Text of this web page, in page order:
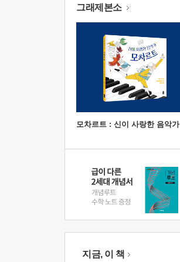
그래제본소
모차르트 : 신이 사랑한 음악가
지금, 이 책